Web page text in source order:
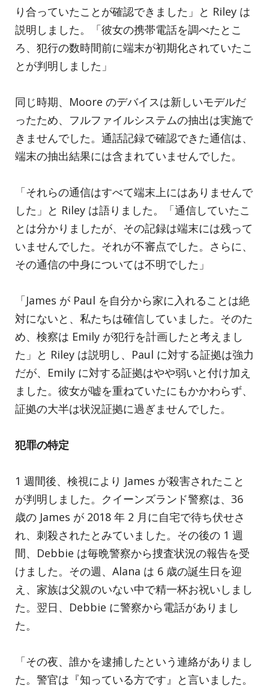
り合っていたことが確認できました」と Riley は
説明しました。「彼女の携帯電話を調べたとこ
ろ、犯行の数時間前に端末が初期化されていたこ
とが判明しました」
同じ時期、Moore のデバイスは新しいモデルだ
ったため、フルファイルシステムの抽出は実施で
きませんでした。通話記録で確認できた通信は、
端末の抽出結果には含まれていませんでした。
「それらの通信はすべて端末上にはありませんで
した」と Riley は語りました。「通信していたこ
とは分かりましたが、その記録は端末には残って
いませんでした。それが不審点でした。さらに、
その通信の中身については不明でした」
「James が Paul を自分から家に入れることは絶
対にないと、私たちは確信していました。そのた
め、検察は Emily が犯行を計画したと考えまし
た」と Riley は説明し、Paul に対する証拠は強力
だが、Emily に対する証拠はやや弱いと付け加え
ました。彼女が嘘を重ねていたにもかかわらず、
証拠の大半は状況証拠に過ぎませんでした。
犯罪の特定
1 週間後、検視により James が殺害されたこと
が判明しました。クイーンズランド警察は、36
歳の James が 2018 年 2 月に自宅で待ち伏せさ
れ、刺殺されたとみていました。その後の 1 週
間、Debbie は毎晩警察から捜査状況の報告を受
けました。その週、Alana は 6 歳の誕生日を迎
え、家族は父親のいない中で精一杯お祝いしまし
た。翌日、Debbie に警察から電話がありまし
た。
「その夜、誰かを逮捕したという連絡がありまし
た。警官は『知っている方です』と言いました。